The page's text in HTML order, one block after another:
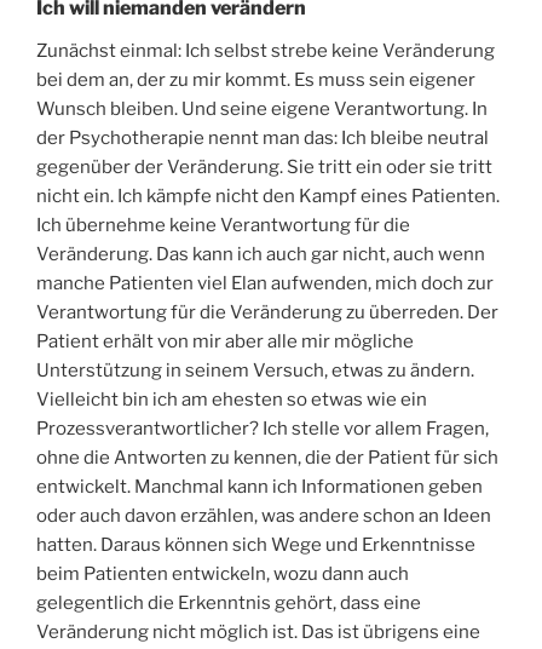
Ich will niemanden verändern
Zunächst einmal: Ich selbst strebe keine Veränderung
bei dem an, der zu mir kommt. Es muss sein eigener
Wunsch bleiben. Und seine eigene Verantwortung. In
der Psychotherapie nennt man das: Ich bleibe neutral
gegenüber der Veränderung. Sie tritt ein oder sie tritt
nicht ein. Ich kämpfe nicht den Kampf eines Patienten.
Ich übernehme keine Verantwortung für die
Veränderung. Das kann ich auch gar nicht, auch wenn
manche Patienten viel Elan aufwenden, mich doch zur
Verantwortung für die Veränderung zu überreden. Der
Patient erhält von mir aber alle mir mögliche
Unterstützung in seinem Versuch, etwas zu ändern.
Vielleicht bin ich am ehesten so etwas wie ein
Prozessverantwortlicher? Ich stelle vor allem Fragen,
ohne die Antworten zu kennen, die der Patient für sich
entwickelt. Manchmal kann ich Informationen geben
oder auch davon erzählen, was andere schon an Ideen
hatten. Daraus können sich Wege und Erkenntnisse
beim Patienten entwickeln, wozu dann auch
gelegentlich die Erkenntnis gehört, dass eine
Veränderung nicht möglich ist. Das ist übrigens eine